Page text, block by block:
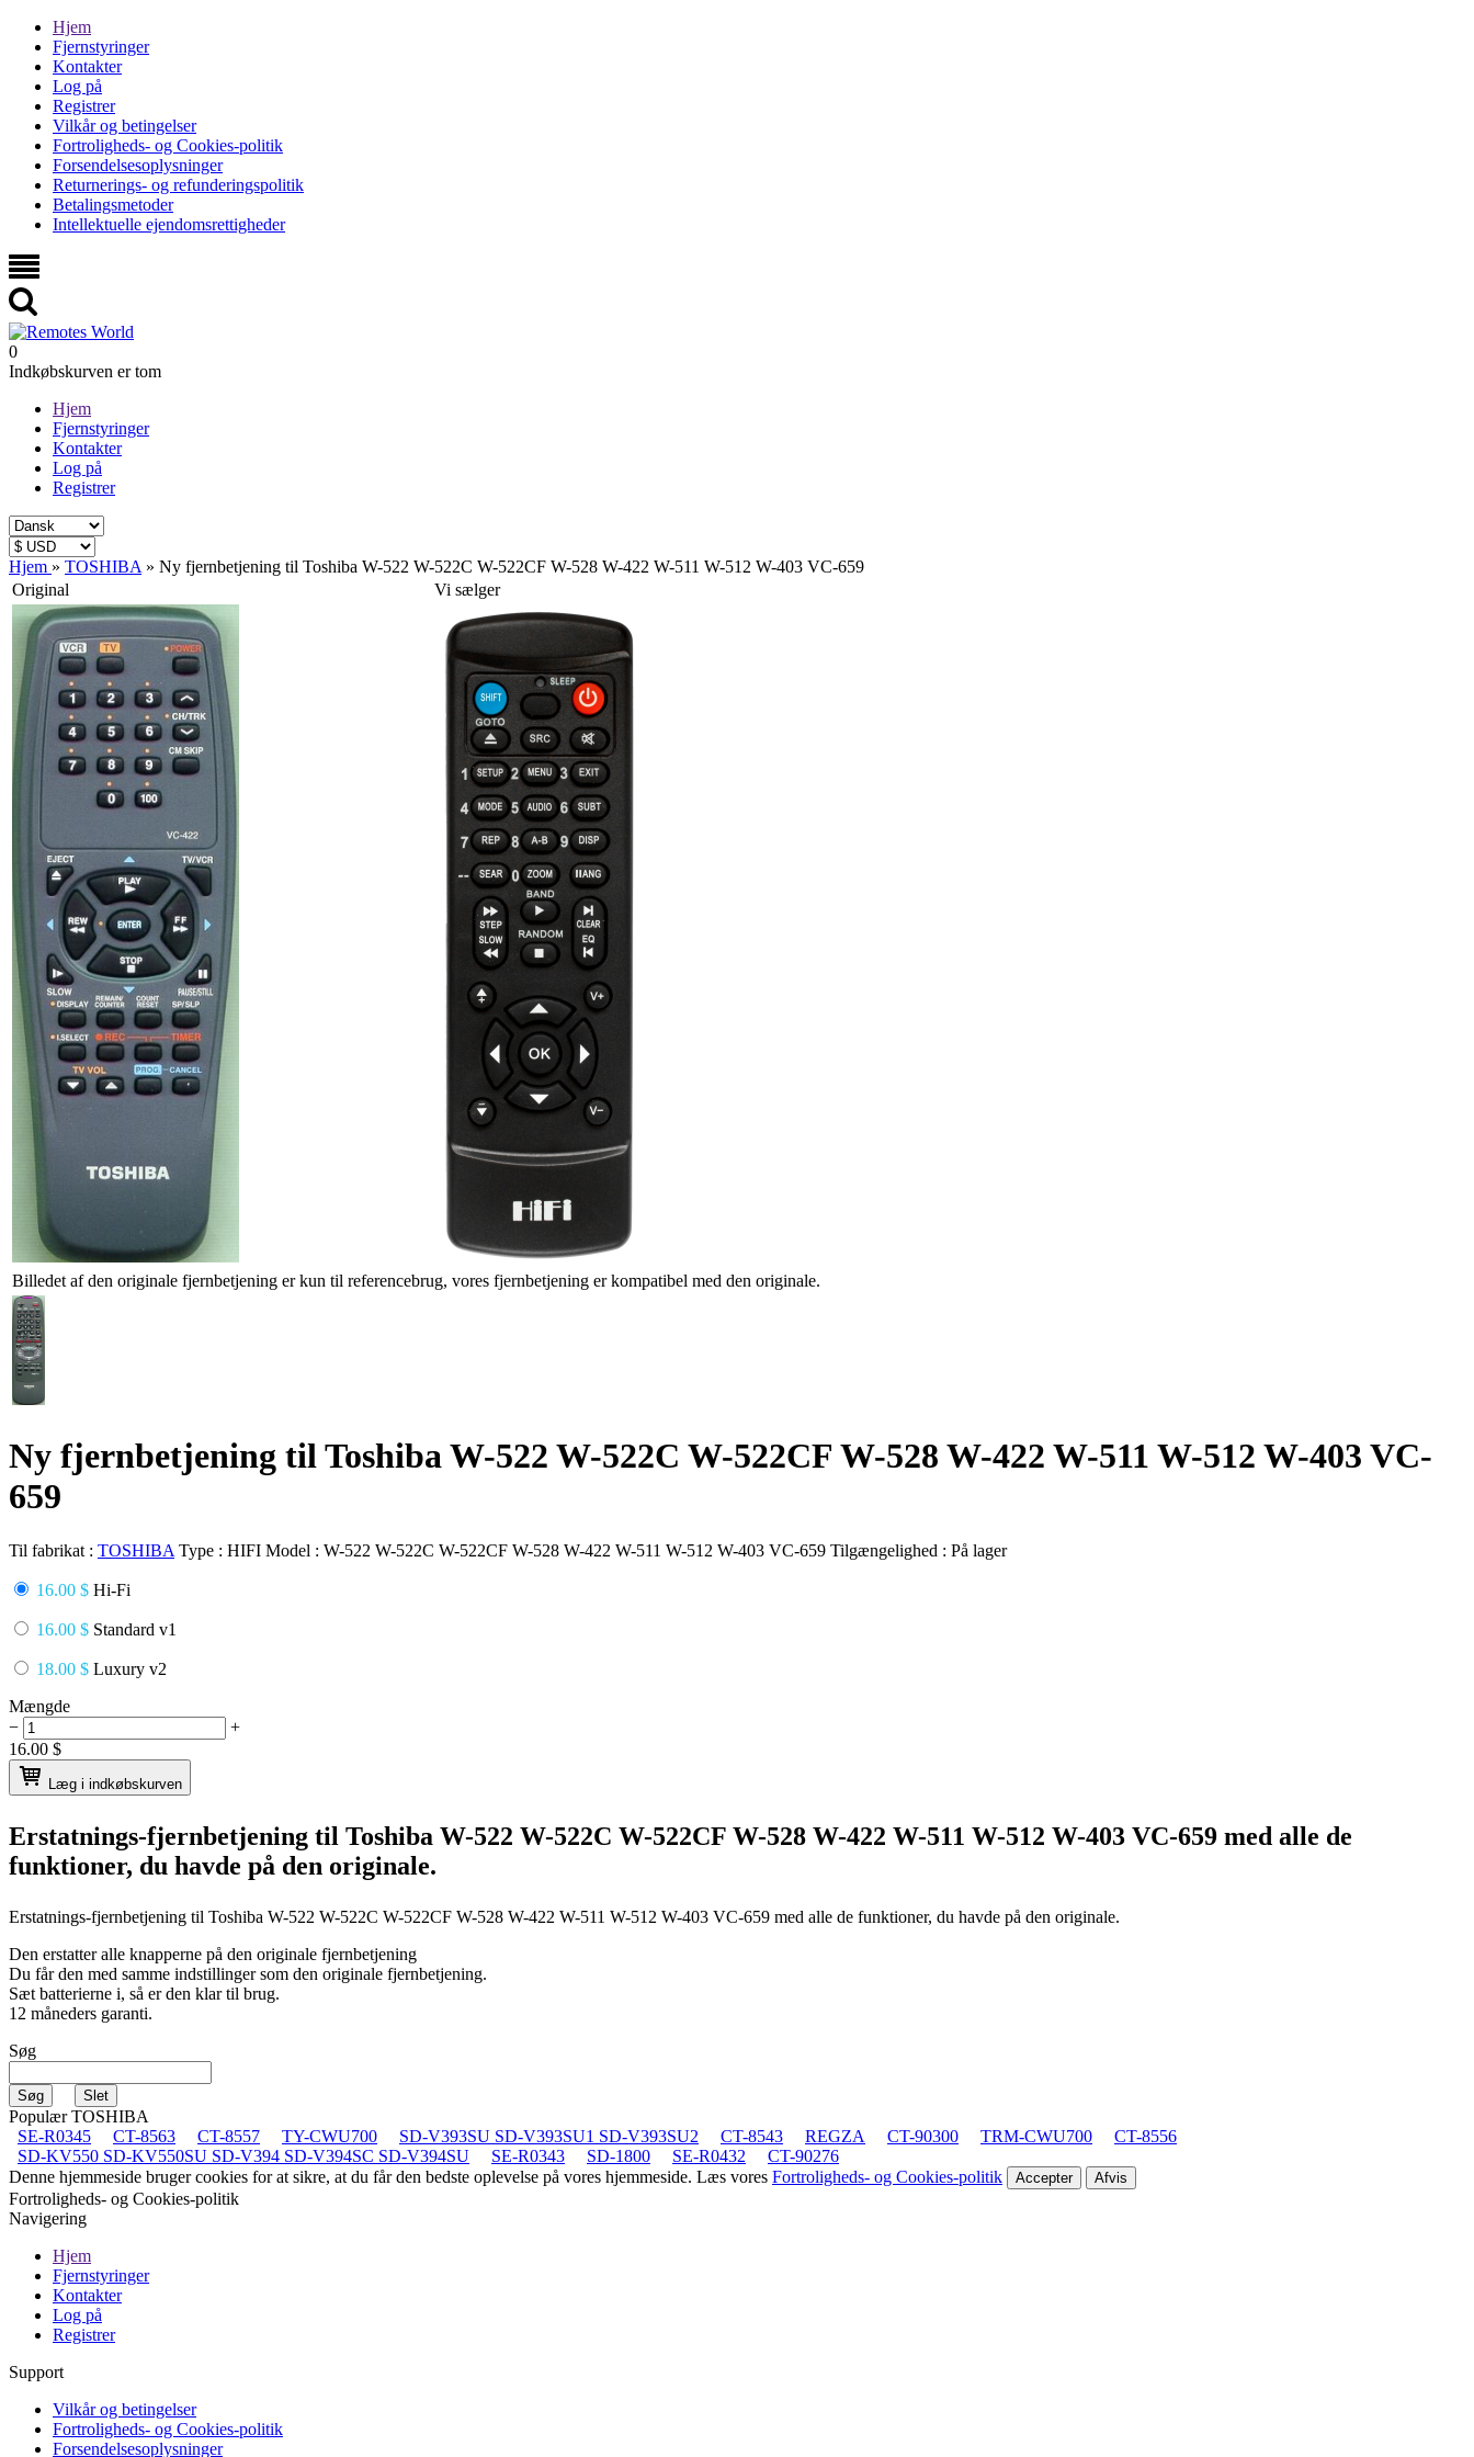
Hjem
Fjernstyringer
Kontakter
Log på
Registrer
Vilkår og betingelser
Fortroligheds- og Cookies-politik
Forsendelsesoplysninger
Returnerings- og refunderingspolitik
Betalingsmetoder
Intellektuelle ejendomsrettigheder
0
Indkøbskurven er tom
Hjem
Fjernstyringer
Kontakter
Log på
Registrer
Hjem » TOSHIBA » Ny fjernbetjening til Toshiba W-522 W-522C W-522CF W-528 W-422 W-511 W-512 W-403 VC-659
Original
Vi sælger
Billedet af den originale fjernbetjening er kun til referencebrug, vores fjernbetjening er kompatibel med den originale.
Ny fjernbetjening til Toshiba W-522 W-522C W-522CF W-528 W-422 W-511 W-512 W-403 VC-
659
Til fabrikat : TOSHIBA Type : HIFI Model : W-522 W-522C W-522CF W-528 W-422 W-511 W-512 W-403 VC-659 Tilgængelighed : På lager
16.00 $ Hi-Fi
16.00 $ Standard v1
18.00 $ Luxury v2
Mængde
−
+
16.00 $
Læg i indkøbskurven
Erstatnings-fjernbetjening til Toshiba W-522 W-522C W-522CF W-528 W-422 W-511 W-512 W-403 VC-659 med alle de
funktioner, du havde på den originale.
Erstatnings-fjernbetjening til Toshiba W-522 W-522C W-522CF W-528 W-422 W-511 W-512 W-403 VC-659 med alle de funktioner, du havde på den originale.
Den erstatter alle knapperne på den originale fjernbetjening
Du får den med samme indstillinger som den originale fjernbetjening.
Sæt batterierne i, så er den klar til brug.
12 måneders garanti.
Søg
Populær TOSHIBA
SE-R0345
CT-8563 CT-8557 TY-CWU700 SD-V393SU SD-V393SU1 SD-V393SU2 CT-8543 REGZA CT-90300 TRM-CWU700
CT-8556
SD-KV550 SD-KV550SU SD-V394 SD-V394SC SD-V394SU
SE-R0343 SD-1800 SE-R0432
CT-90276
Denne hjemmeside bruger cookies for at sikre, at du får den bedste oplevelse på vores hjemmeside. Læs vores Fortroligheds- og Cookies-politik Accepter Afvis
Fortroligheds- og Cookies-politik
Navigering
Hjem
Fjernstyringer
Kontakter
Log på
Registrer
Support
Vilkår og betingelser
Fortroligheds- og Cookies-politik
Forsendelsesoplysninger